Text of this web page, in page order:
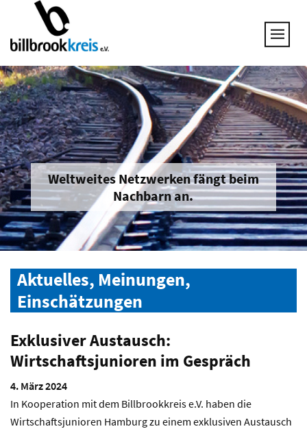
Weltweites Netzwerken fängt beim
Nachbarn an.
UNSERE THEMEN
25 JAHRE NETZWERK
GESPRÄCHSKREISE
UNTERNEHMEN & BRANCHEN
JOB & QUALIFIZIERUNG
BRANCHENINFOS
MITGLIED WERDEN
Aktuelles, Meinungen,
Einschätzungen
Exklusiver Austausch:
Wirtschaftsjunioren im Gespräch
4. März 2024
In Kooperation mit dem Billbrookkreis e.V. haben die
Wirtschaftsjunioren Hamburg zu einem exklusiven Austausch